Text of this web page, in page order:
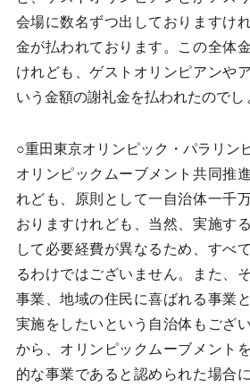
会場に数名ずつ出しておりますけ
金が払われております。この全体
けれども、ゲストオリンピアンや
いう金額の謝礼金を払われたのでし
○重田東京オリンピック・パラリ
オリンピックムーブメント共同推
れども、原則として一自治体一千
おりますけれども、当然、実施す
して必要経費が異なるため、すべ
るわけではございません。また、
事業、地域の住民に喜ばれる事業
実施をしたいという自治体もござ
から、オリンピックムーブメント
的な事業であると認められた場合